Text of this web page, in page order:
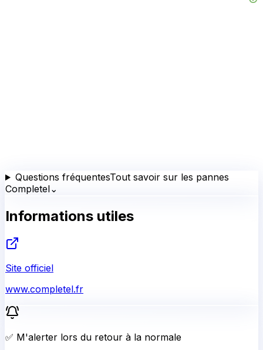
Questions fréquentesTout savoir sur les pannes
Completel⌄
Informations utiles
Site officiel
www.completel.fr
✅ M'alerter lors du retour à la normale